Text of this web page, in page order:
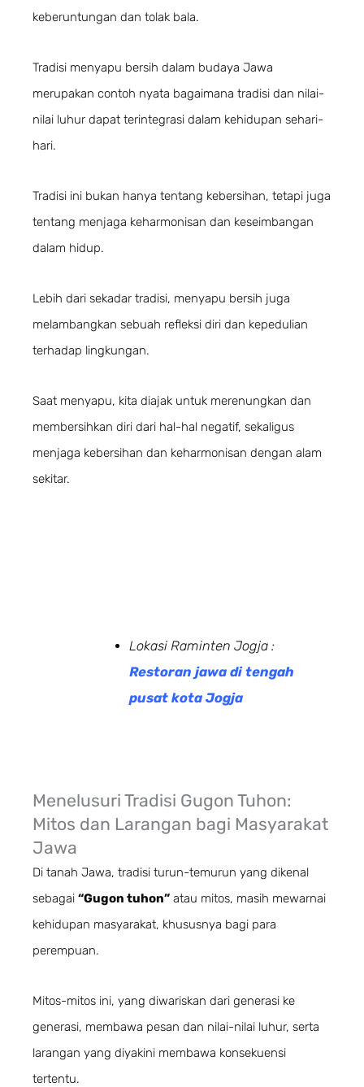
keberuntungan dan tolak bala.
Tradisi menyapu bersih dalam budaya Jawa
merupakan contoh nyata bagaimana tradisi dan nilai-
nilai luhur dapat terintegrasi dalam kehidupan sehari-
hari.
Tradisi ini bukan hanya tentang kebersihan, tetapi juga
tentang menjaga keharmonisan dan keseimbangan
dalam hidup.
Lebih dari sekadar tradisi, menyapu bersih juga
melambangkan sebuah refleksi diri dan kepedulian
terhadap lingkungan.
Saat menyapu, kita diajak untuk merenungkan dan
membersihkan diri dari hal-hal negatif, sekaligus
menjaga kebersihan dan keharmonisan dengan alam
sekitar.
Lokasi Raminten Jogja :
Restoran jawa di tengah
pusat kota Jogja
Menelusuri Tradisi Gugon Tuhon:
Mitos dan Larangan bagi Masyarakat
Jawa
Di tanah Jawa, tradisi turun-temurun yang dikenal
sebagai “Gugon tuhon” atau mitos, masih mewarnai
kehidupan masyarakat, khususnya bagi para
perempuan.
Mitos-mitos ini, yang diwariskan dari generasi ke
generasi, membawa pesan dan nilai-nilai luhur, serta
larangan yang diyakini membawa konsekuensi
tertentu.